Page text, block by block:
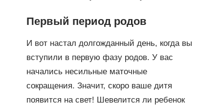
Первый период родов
И вот настал долгожданный день, когда вы
вступили в первую фазу родов. У вас
начались несильные маточные
сокращения. Значит, скоро ваше дитя
появится на свет! Шевелится ли ребенок